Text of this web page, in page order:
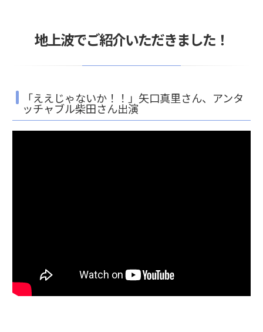
地上波でご紹介いただきました！
「ええじゃないか！！」矢口真里さん、アンタ
ッチャブル柴田さん出演